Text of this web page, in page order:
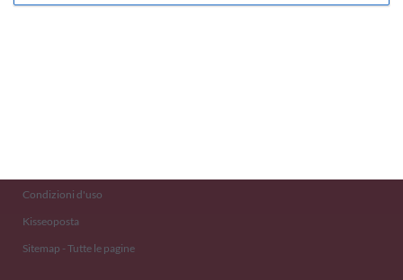
Condizioni d'uso
Kisseoposta
Sitemap - Tutte le pagine